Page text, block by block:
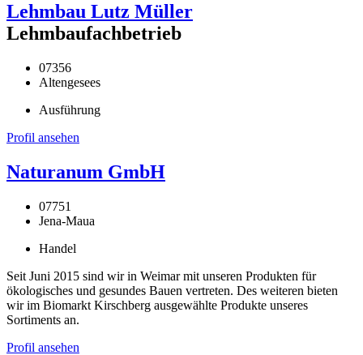
Lehmbau Lutz Müller
Lehmbaufachbetrieb
07356
Altengesees
Ausführung
Profil ansehen
Naturanum GmbH
07751
Jena-Maua
Handel
Seit Juni 2015 sind wir in Weimar mit unseren Produkten für
ökologisches und gesundes Bauen vertreten. Des weiteren bieten
wir im Biomarkt Kirschberg ausgewählte Produkte unseres
Sortiments an.
Profil ansehen